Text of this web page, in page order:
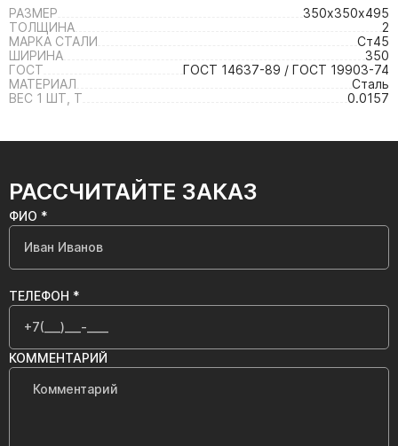
РАЗМЕР
350х350х495
ТОЛЩИНА
2
МАРКА СТАЛИ
Ст45
ШИРИНА
350
ГОСТ
ГОСТ 14637-89 / ГОСТ 19903-74
МАТЕРИАЛ
Сталь
ВЕС 1 ШТ, Т
0.0157
РАССЧИТАЙТЕ ЗАКАЗ
ФИО *
ТЕЛЕФОН *
КОММЕНТАРИЙ